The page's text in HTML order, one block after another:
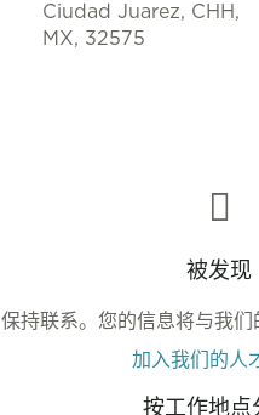
Ciudad Juarez, CHH,
MX, 32575
被发现
持联系。您的信息将与我们
加入我们的人
按工作地点